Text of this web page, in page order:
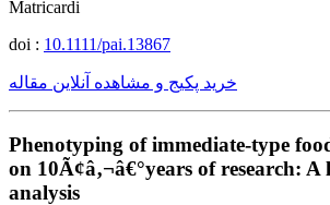
Matricardi
doi : 10.1111/pai.13867
خرید پکیج و مشاهده آنلاین مقاله
Phenotyping of immediate-type
on 10Ã¢â‚¬â€°years of research: A
analysis